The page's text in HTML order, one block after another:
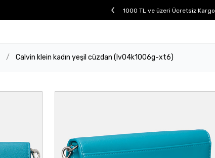
1000 TL ve üzeri Ücretsiz Kargo.
/ Calvin klein kadın yeşil cüzdan (lv04k1006g-xt6)